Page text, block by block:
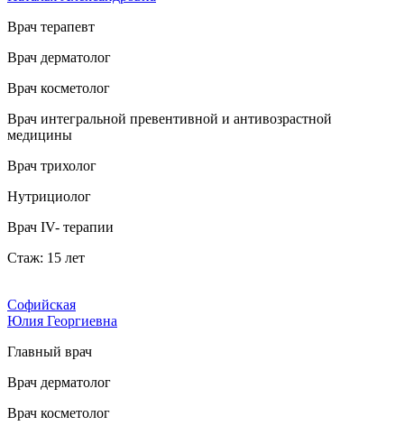
Врач терапевт
Врач дерматолог
Врач косметолог
Врач интегральной превентивной и антивозрастной
медицины
Врач трихолог
Нутрициолог
Врач IV- терапии
Стаж: 15 лет
Софийская
Юлия Георгиевна
Главный врач
Врач дерматолог
Врач косметолог